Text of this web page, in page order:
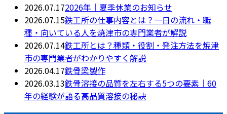
2026.07.172026年｜夏季休業のお知らせ
2026.07.15鉄工所の仕事内容とは？一日の流れ・職
種・向いている人を焼津市の専門業者が解説
2026.07.14鉄工所とは？種類・役割・発注方法を焼津
市の専門業者がわかりやすく解説
2026.04.17鉄骨梁製作
2026.03.13鉄骨溶接の品質を左右する5つの要素｜60
年の経験が語る高品質溶接の秘訣